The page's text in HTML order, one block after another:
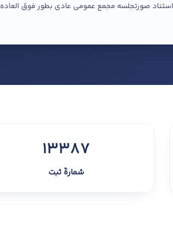
شرکت سهامی خاص آراد صنعت دماوند به شناسه ملی 14008369054 و به شماره ثبت 13387 به استناد صورتجلسه مجمع عمومی عادی بطور فوق العاده
13387
شمارهٔ ثبت